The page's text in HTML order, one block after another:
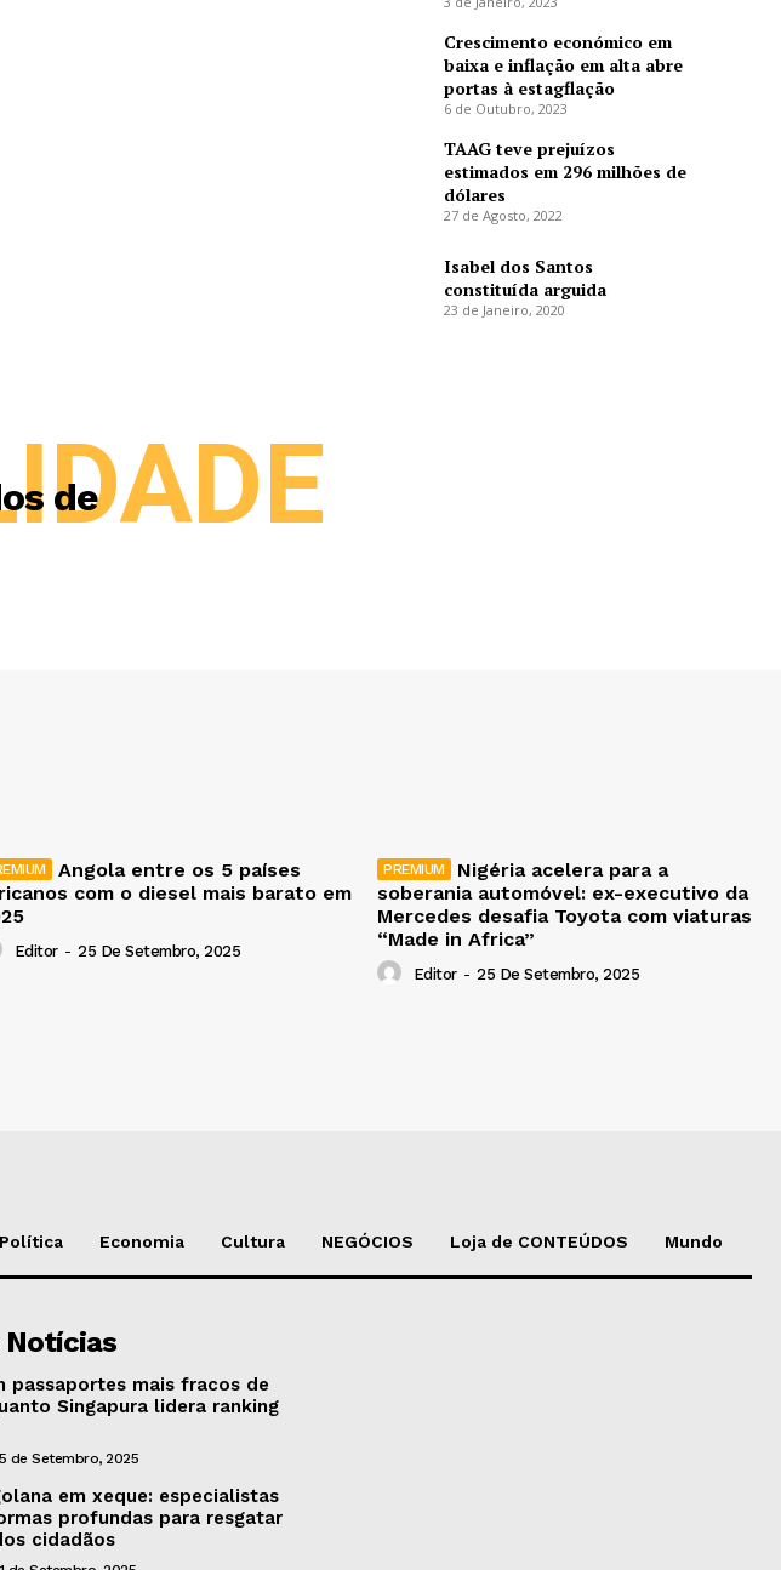
Crescimento económico em
baixa e inflação em alta abre
portas à estagflação
6 de Outubro, 2023
TAAG teve prejuízos
estimados em 296 milhões de
dólares
27 de Agosto, 2022
Isabel dos Santos
constituída arguida
23 de Janeiro, 2020
de
Angola entre os 5 países
com o diesel mais barato em
Editor - 25 De Setembro, 2025
Nigéria acelera para a
soberania automóvel: ex-executivo da
Mercedes desafia Toyota com viaturas
“Made in Africa”
Editor - 25 De Setembro, 2025
Política Economia Cultura NEGÓCIOS Loja de CONTEÚDOS Mundo
passaportes mais fracos de
Singapura lidera ranking
de Setembro, 2025
em xeque: especialistas
profundas para resgatar
cidadãos